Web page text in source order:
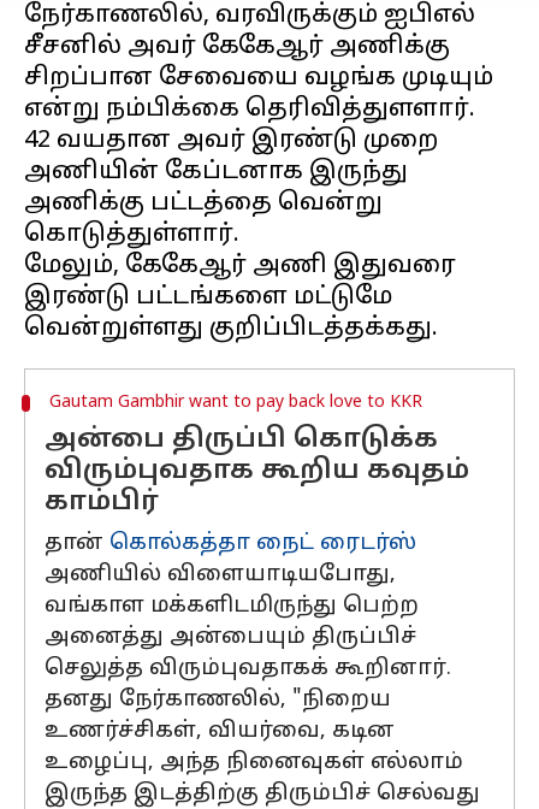
நேர்காணலில், வரவிருக்கும் ஐபிஎல்
சீசனில் அவர் கேகேஆர் அணிக்கு
சிறப்பான சேவையை வழங்க முடியும்
என்று நம்பிக்கை தெரிவித்துளளார்.
42 வயதான அவர் இரண்டு முறை
அணியின் கேப்டனாக இருந்து
அணிக்கு பட்டத்தை வென்று
கொடுத்துள்ளார்.
மேலும், கேகேஆர் அணி இதுவரை
இரண்டு பட்டங்களை மட்டுமே
Gautam Gambhir want to pay back love to KKR
அன்பை திருப்பி கொடுக்க
விரும்புவதாக கூறிய கவுதம்
காம்பிர்
தான் கொல்கத்தா நைட் ரைடர்ஸ்
அணியில் விளையாடியபோது,
வங்காள மக்களிடமிருந்து பெற்ற
அனைத்து அன்பையும் திருப்பிச்
செலுத்த விரும்புவதாகக் கூறினார்.
தனது நேர்காணலில், "நிறைய
உணர்ச்சிகள், வியர்வை, கடின
உழைப்பு, அந்த நினைவுகள் எல்லாம்
இருந்த இடத்திற்கு திரும்பிச் செல்வது